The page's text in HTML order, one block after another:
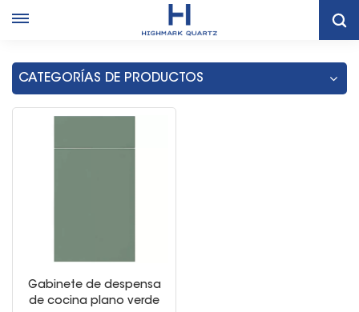
Hogar
Gabinete De Almacenamiento De Cocina Verde Moderno
CATEGORÍAS DE PRODUCTOS
Gabinete de despensa
de cocina plano verde